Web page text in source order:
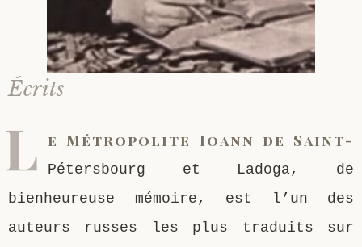
Écrits
L e Métropolite Ioann de Saint-
Pétersbourg et Ladoga, de
bienheureuse mémoire, est l’un des
auteurs russes les plus traduits sur